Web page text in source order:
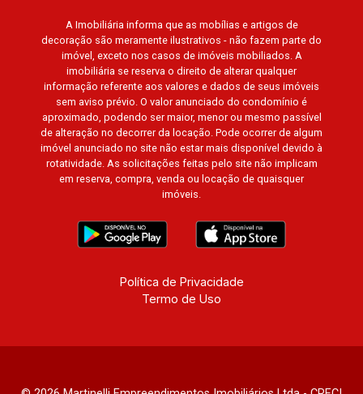
A Imobiliária informa que as mobílias e artigos de
decoração são meramente ilustrativos - não fazem parte do
imóvel, exceto nos casos de imóveis mobiliados. A
imobiliária se reserva o direito de alterar qualquer
informação referente aos valores e dados de seus imóveis
sem aviso prévio. O valor anunciado do condomínio é
aproximado, podendo ser maior, menor ou mesmo passível
de alteração no decorrer da locação. Pode ocorrer de algum
imóvel anunciado no site não estar mais disponível devido à
rotatividade. As solicitações feitas pelo site não implicam
em reserva, compra, venda ou locação de quaisquer
imóveis.
Política de Privacidade
Termo de Uso